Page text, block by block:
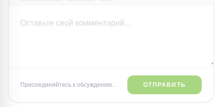
Присоединяйтесь к обсуждению... ОТПРАВИТЬ